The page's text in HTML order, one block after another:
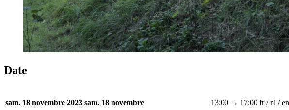
Date
sam. 18 novembre 2023 sam. 18 novembre 13:00 → 17:00 fr / nl / en